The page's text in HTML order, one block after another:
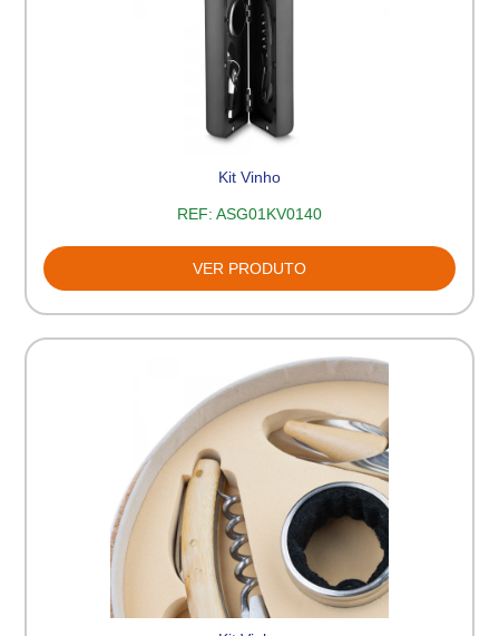
Kit Vinho
REF: ASG01KV0140
VER PRODUTO